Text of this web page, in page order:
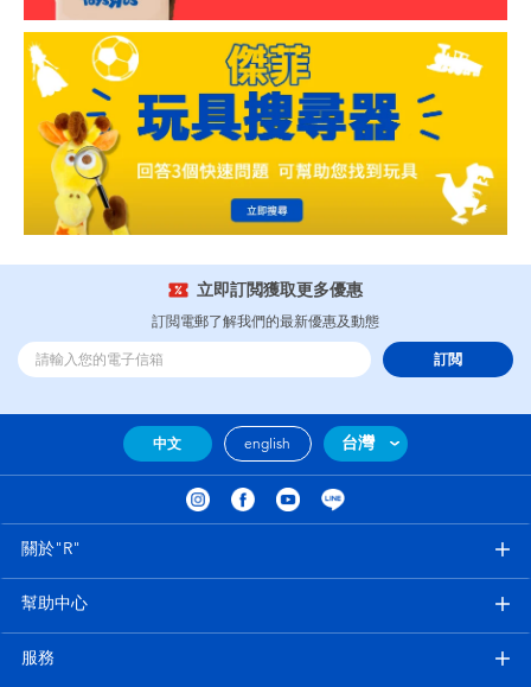
立即訂閲獲取更多優惠
訂閲電郵了解我們的最新優惠及動態
訂閲
中文 english 台灣
關於"R"
幫助中心
服務